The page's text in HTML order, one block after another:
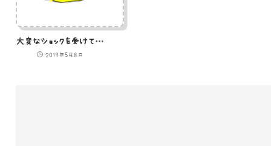
大変なショックを受けているひよこの絵文字
2019年5月8日